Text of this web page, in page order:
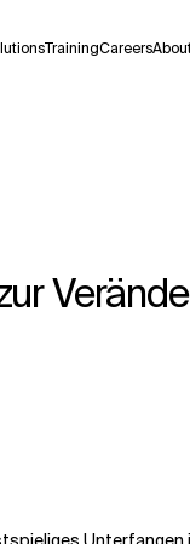
TrainingCareers